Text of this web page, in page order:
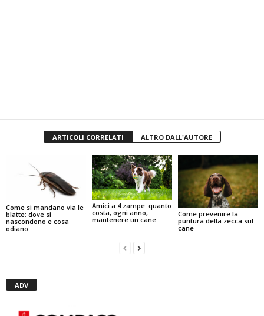
ARTICOLI CORRELATI ALTRO DALL'AUTORE
Come si mandano via le
blatte: dove si
nascondono e cosa
odiano
Amici a 4 zampe: quanto
costa, ogni anno,
mantenere un cane
Come prevenire la
puntura della zecca sul
cane
ADV